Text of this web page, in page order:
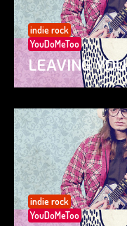
indie rock
YouDoMeToo
LEAVING YOU
indie rock
YouDoMeToo